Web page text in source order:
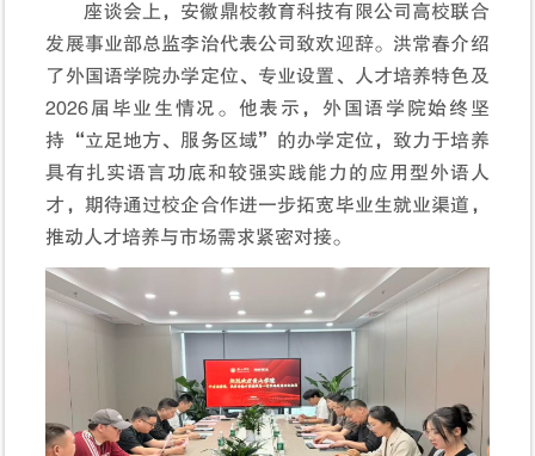
座谈会上， 安徽鼎校教育科技有限公司 高校联合
发展事业部总监李治代表公司致欢迎辞。洪常春介绍
了外国语学院办学定位、专业设置、人才培养特色及
2026届毕业生情况。他表示，外国语学院始终坚
持“立足地方、服务区域”的办学定位，致力于培养
具有扎实语言功底和较强实践能力的应用型外语人
才，期待通过校企合作进一步拓宽毕业生就业渠道，
推动人才培养与市场需求紧密对接。